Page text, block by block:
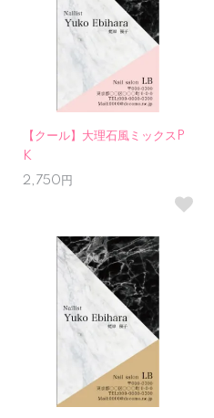
【クール】大理石風ミックスP
K
2,750円